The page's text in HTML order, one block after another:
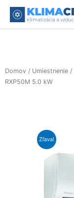
Domov / Umiestnenie /
RXP50M 5.0 kW
Zľava!